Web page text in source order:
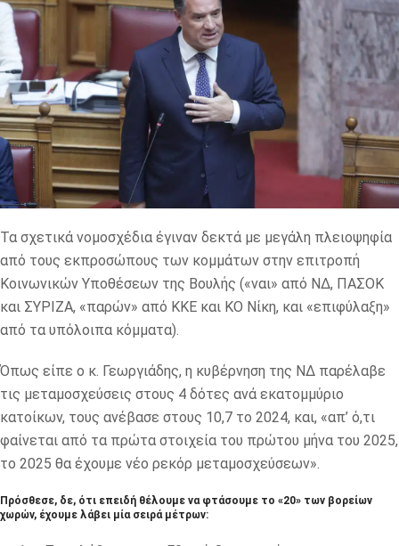
Τα σχετικά νομοσχέδια έγιναν δεκτά με μεγάλη πλειοψηφία
από τους εκπροσώπους των κομμάτων στην επιτροπή
Κοινωνικών Υποθέσεων της Βουλής («ναι» από ΝΔ, ΠΑΣΟΚ
και ΣΥΡΙΖΑ, «παρών» από ΚΚΕ και ΚΟ Νίκη, και «επιφύλαξη»
από τα υπόλοιπα κόμματα).
Όπως είπε ο κ. Γεωργιάδης, η κυβέρνηση της ΝΔ παρέλαβε
τις μεταμοσχεύσεις στους 4 δότες ανά εκατομμύριο
κατοίκων, τους ανέβασε στους 10,7 το 2024, και, «απ’ ό,τι
φαίνεται από τα πρώτα στοιχεία του πρώτου μήνα του 2025,
το 2025 θα έχουμε νέο ρεκόρ μεταμοσχεύσεων».
Πρόσθεσε, δε, ότι επειδή θέλουμε να φτάσουμε το «20» των βορείων
χωρών, έχουμε λάβει μία σειρά μέτρων: